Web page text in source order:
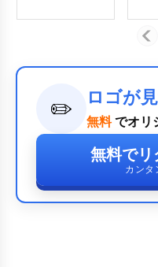
✏️ ロゴが
無料 でオリ
無料でリ
カンタ